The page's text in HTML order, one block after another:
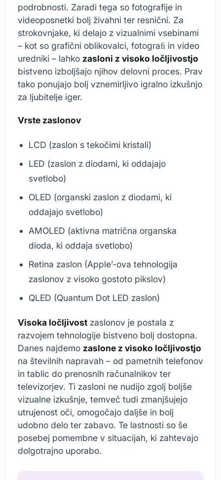
podrobnosti. Zaradi tega so fotografije in
videoposnetki bolj živahni ter resnični. Za
strokovnjake, ki delajo z vizualnimi vsebinami
– kot so grafični oblikovalci, fotograﬁ in video
uredniki – lahko zasloni z visoko ločljivostjo
bistveno izboljšajo njihov delovni proces. Prav
tako ponujajo bolj vznemirljivo igralno izkušnjo
za ljubitelje iger.
Vrste zaslonov
LCD (zaslon s tekočimi kristali)
LED (zaslon z diodami, ki oddajajo
svetlobo)
OLED (organski zaslon z diodami, ki
oddajajo svetlobo)
AMOLED (aktivna matrična organska
dioda, ki oddaja svetlobo)
Retina zaslon (Apple’-ova tehnologija
zaslonov z visoko gostoto pikslov)
QLED (Quantum Dot LED zaslon)
Visoka ločljivost zaslonov je postala z
razvojem tehnologije bistveno bolj dostopna.
Danes najdemo zaslone z visoko ločljivostjo
na številnih napravah – od pametnih telefonov
in tablic do prenosnih računalnikov ter
televizorjev. Ti zasloni ne nudijo zgolj boljše
vizualne izkušnje, temveč tudi zmanjšujejo
utrujenost oči, omogočajo daljše in bolj
udobno delo ter zabavo. Te lastnosti so še
posebej pomembne v situacijah, ki zahtevajo
dolgotrajno uporabo.